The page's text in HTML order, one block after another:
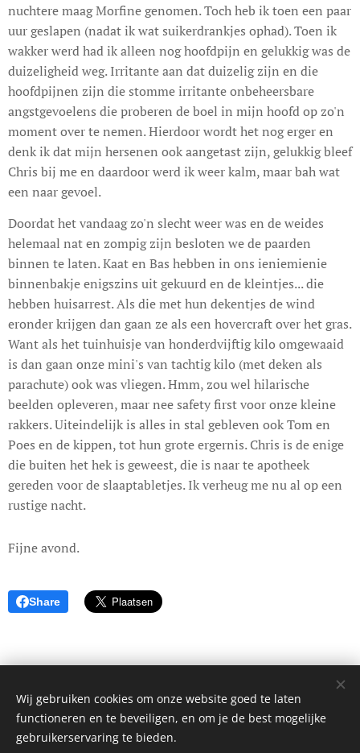
nuchtere maag Morfine genomen. Toch heb ik toen een paar
uur geslapen (nadat ik wat suikerdrankjes ophad). Toen ik
wakker werd had ik alleen nog hoofdpijn en gelukkig was de
duizeligheid weg. Irritante aan dat duizelig zijn en die
hoofdpijnen zijn die stomme irritante onbeheersbare
angstgevoelens die proberen de boel in mijn hoofd op zo'n
moment over te nemen. Hierdoor wordt het nog erger en
denk ik dat mijn hersenen ook aangetast zijn, gelukkig bleef
Chris bij me en daardoor werd ik weer kalm, maar bah wat
een naar gevoel.
Doordat het vandaag zo'n slecht weer was en de weides
helemaal nat en zompig zijn besloten we de paarden
binnen te laten. Kaat en Bas hebben in ons ieniemienie
binnenbakje enigszins uit gekuurd en de kleintjes... die
hebben huisarrest. Als die met hun dekentjes de wind
eronder krijgen dan gaan ze als een hovercraft over het gras.
Want als het tuinhuisje van honderdvijftig kilo omgewaaid
is dan gaan onze mini's van tachtig kilo (met deken als
parachute) ook was vliegen. Hmm, zou wel hilarische
beelden opleveren, maar nee safety first voor onze kleine
rakkers. Uiteindelijk is alles in stal gebleven ook Tom en
Poes en de kippen, tot hun grote ergernis. Chris is de enige
die buiten het hek is geweest, die is naar te apotheek
gereden voor de slaaptabletjes. Ik verheug me nu al op een
rustige nacht.
Fijne avond.
Share
© 2017 Dagboek van een onbekende. Alle rechten voorbehouden.
Cookies
Wij gebruiken cookies om onze website goed te laten
functioneren en te beveiligen, en om je de best mogelijke
gebruikerservaring te bieden.